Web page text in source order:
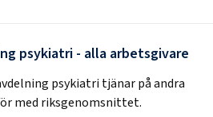
psykiatri - alla arbetsgivare
psykiatri tjänar på andra
med riksgenomsnittet.